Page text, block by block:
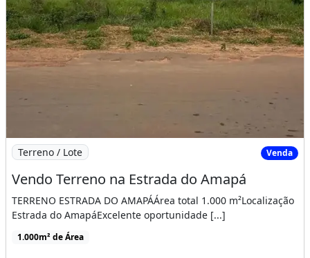
Imagem: Vendo Terreno na Estrada do Amapá
Terreno / Lote Venda
Vendo Terreno na Estrada do Amapá
TERRENO ESTRADA DO AMAPÁÁrea total 1.000 m²Localização
Estrada do AmapáExcelente oportunidade [...]
1.000m² de Área